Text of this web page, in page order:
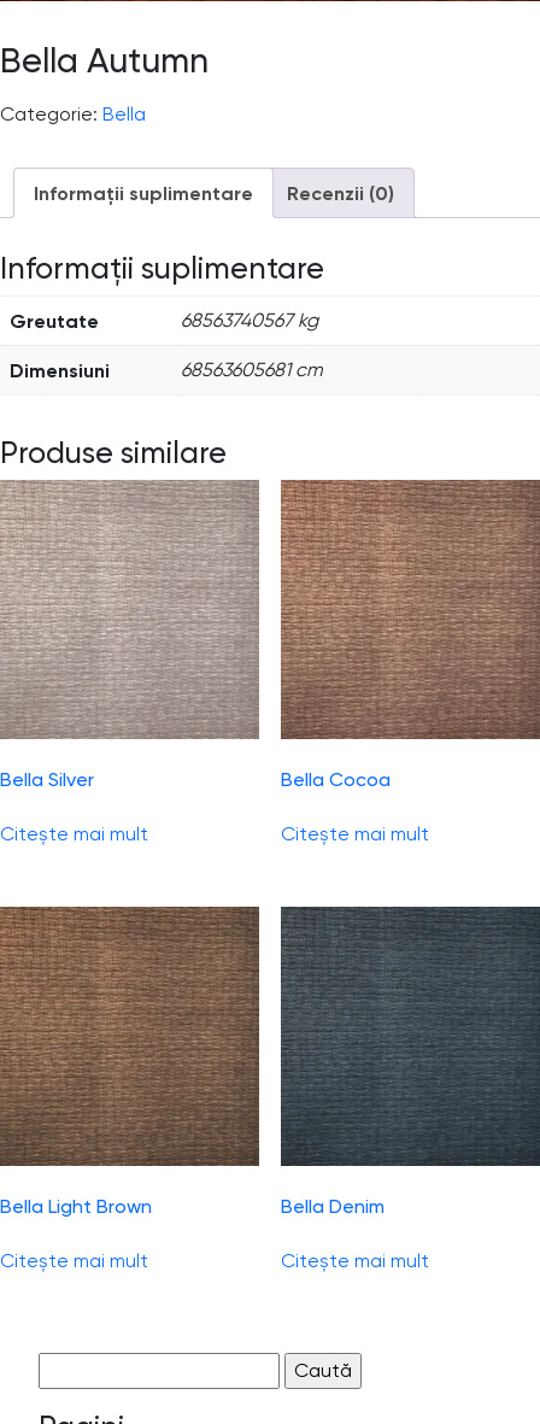
Bella Autumn
Categorie: Bella
Informații suplimentare Recenzii (0)
Informații suplimentare
Greutate 68563740567 kg
Dimensiuni 68563605681 cm
Produse similare
Bella Silver
Citește mai mult
Bella Cocoa
Citește mai mult
Bella Light Brown
Citește mai mult
Bella Denim
Citește mai mult
după: